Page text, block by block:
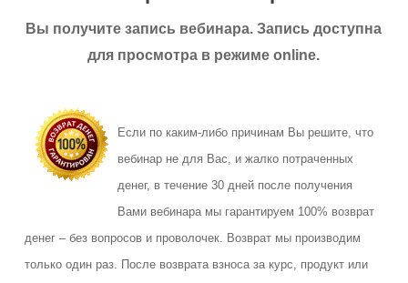
Вы получите запись вебинара. Запись доступна
для просмотра в режиме online.
Если по каким-либо причинам Вы решите, что
вебинар не для Вас, и жалко потраченных
денег, в течение 30 дней после получения
Вами вебинара мы гарантируем 100% возврат
денег – без вопросов и проволочек. Возврат мы производим
только один раз. После возврата взноса за курс, продукт или